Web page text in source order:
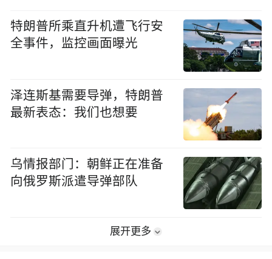
特朗普所乘直升机遭飞行安
全事件，监控画面曝光
泽连斯基需要导弹，特朗普
最新表态：我们也想要
乌情报部门：朝鲜正在准备
向俄罗斯派遣导弹部队
展开更多